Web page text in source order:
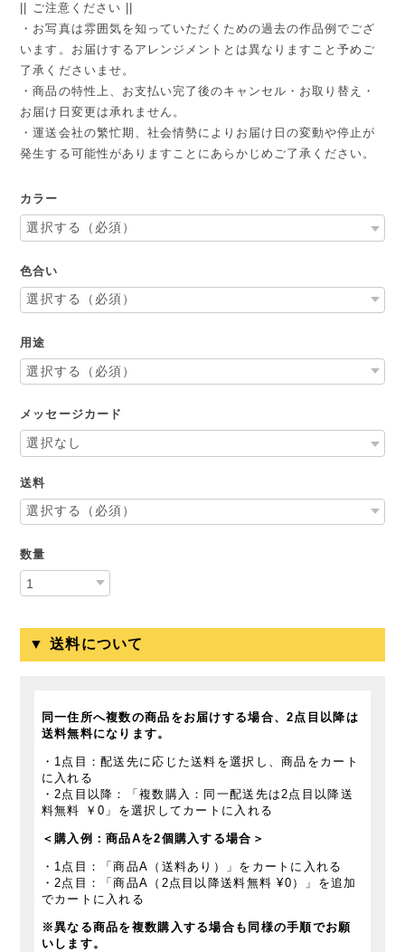
|| ご注意ください ||
・お写真は雰囲気を知っていただくための過去の作品例でござ
います。お届けするアレンジメントとは異なりますこと予めご
了承くださいませ。
・商品の特性上、お支払い完了後のキャンセル・お取り替え・
お届け日変更は承れません。
・運送会社の繁忙期、社会情勢によりお届け日の変動や停止が
発生する可能性がありますことにあらかじめご了承ください。
カラー
色合い
用途
メッセージカード
送料
数量
▼ 送料について
同一住所へ複数の商品をお届けする場合、2点目以降は
送料無料になります。
・1点目：配送先に応じた送料を選択し、商品をカート
に入れる
・2点目以降：「複数購入：同一配送先は2点目以降送
料無料 ￥0」を選択してカートに入れる
＜購入例：商品Aを2個購入する場合＞
・1点目：「商品A（送料あり）」をカートに入れる
・2点目：「商品A（2点目以降送料無料 ¥0）」を追加
でカートに入れる
※異なる商品を複数購入する場合も同様の手順でお願
いします。